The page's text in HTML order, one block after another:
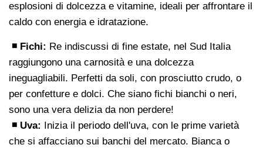
esplosioni di dolcezza e vitamine, ideali per affrontare il
caldo con energia e idratazione.
◾ Fichi: Re indiscussi di fine estate, nel Sud Italia
raggiungono una carnosità e una dolcezza
ineguagliabili. Perfetti da soli, con prosciutto crudo, o
per confetture e dolci. Che siano fichi bianchi o neri,
sono una vera delizia da non perdere!
◾ Uva:
Inizia il periodo dell'uva, con le prime varietà
che si affacciano sui banchi del mercato. Bianca o